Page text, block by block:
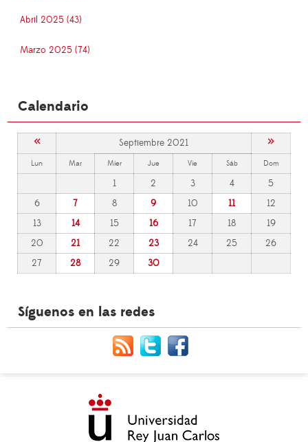
Abril 2025 (43)
Marzo 2025 (74)
Calendario
« Septiembre 2021 »
Lun Mar Mier Jue Vie Sáb Dom
1 2 3 4
5
6
7 8 9 10 11
12
13
14 15 16 17 18
19
20
21 22 23 24 25
26
27
28 29 30
Síguenos en las redes